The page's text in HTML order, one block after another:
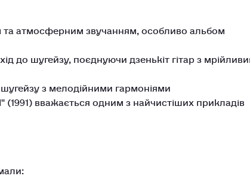
та атмосферним звучанням, особливо альбом
до шугейзу, поєднуючи дзенькіт гітар з
з мелодійними гармоніями
вважається одним з найчистіших прикладів